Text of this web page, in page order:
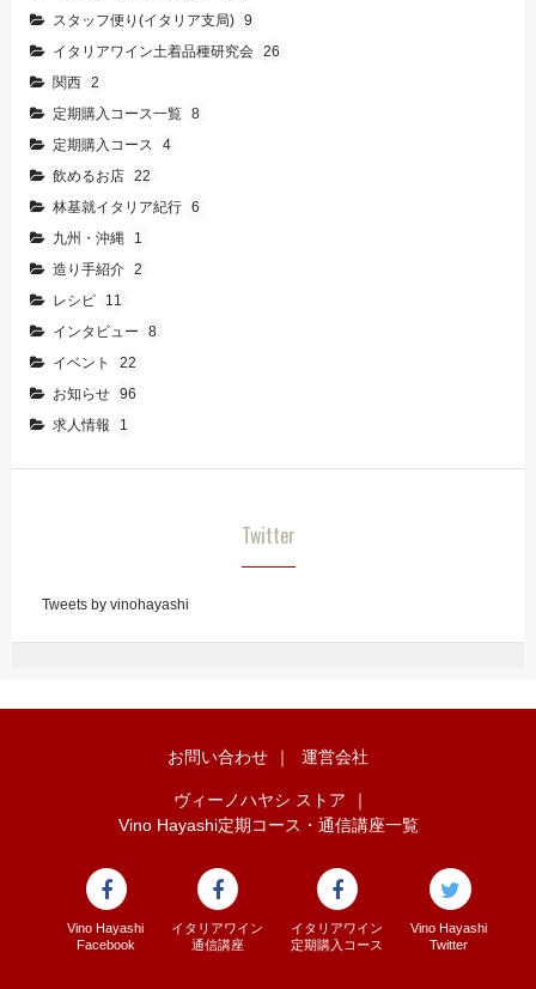
スタッフ便り(イタリア支局) 9
イタリアワイン土着品種研究会 26
関西 2
定期購入コース一覧 8
定期購入コース
4
飲めるお店 22
林基就イタリア紀行 6
九州・沖縄
1
造り手紹介 2
レシピ
11
インタビュー
8
イベント
22
お知らせ 96
求人情報
1
Twitter
Tweets by vinohayashi
お問い合わせ ｜ 運営会社
ヴィーノハヤシ ストア
｜
Vino Hayashi定期コース・通信講座一覧
Vino Hayashi
Facebook
イタリアワイン
通信講座
イタリアワイン
定期購入コース
Vino Hayashi
Twitter